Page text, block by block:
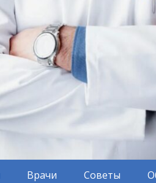
Врачи Советы